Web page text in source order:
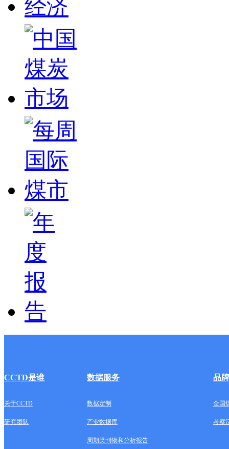
CCTD是谁 数据服务 品
关于CCTD 数据定制 全国
研究团队 产业数据库 考察
周期类刊物和分析报告